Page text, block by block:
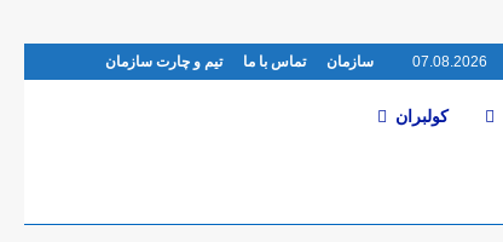
07.08.2026 سازمان تماس با ما تیم و چارت سازمان
کولبران